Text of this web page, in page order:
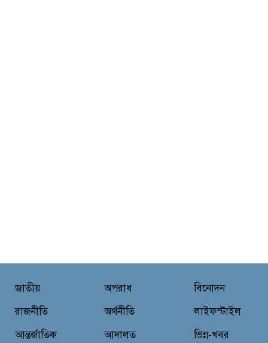
চন্দনাইশে জুলাই গণ-অভ্যুত্থানে শহীদ
ও আহতদের মাগফেরাত কামনায়
বিএনপির দোয়া মাহফিল
জাতীয়
রাজনীতি
আন্তর্জাতিক
অপরাধ
অর্থনীতি
আদালত
বিনোদন
লাইফস্টাইল
ভিন্ন-খবর